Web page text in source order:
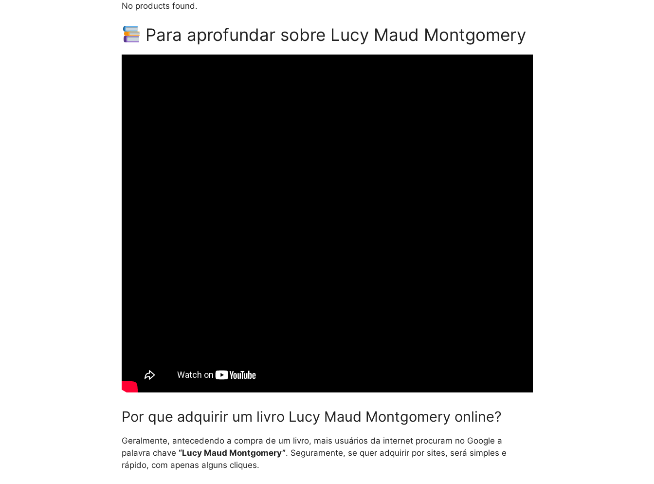
No products found.
Para aprofundar sobre Lucy Maud Montgomery
Por que adquirir um livro Lucy Maud Montgomery online?
Geralmente, antecedendo a compra de um livro, mais usuários da internet procuram no Google a
palavra chave “Lucy Maud Montgomery”. Seguramente, se quer adquirir por sites, será simples e
rápido, com apenas alguns cliques.